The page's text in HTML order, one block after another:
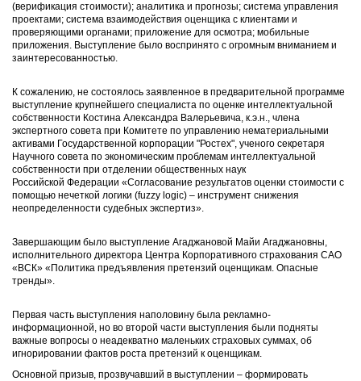
(верификация стоимости); аналитика и прогнозы; система управления
проектами; система взаимодействия оценщика с клиентами и
проверяющими органами; приложение для осмотра; мобильные
приложения. Выступление было воспринято с огромным вниманием и
заинтересованностью.
К сожалению, не состоялось заявленное в предварительной программе
выступление крупнейшего специалиста по оценке интеллектуальной
собственности Костина Александра Валерьевича, к.э.н., члена
экспертного совета при Комитете по управлению нематериальными
активами Государственной корпорации "Ростех", ученого секретаря
Научного совета по экономическим проблемам интеллектуальной
собственности при отделении общественных наук
Российской Федерации «Согласование результатов оценки стоимости с
помощью нечеткой логики (fuzzy logic) – инструмент снижения
неопределенности судебных экспертиз».
Завершающим было выступление Агаджановой Майи Агаджановны,
исполнительного директора Центра Корпоративного страхования САО
«ВСК» «Политика предъявления претензий оценщикам. Опасные
тренды».
Первая часть выступления наполовину была рекламно-
информационной, но во второй части выступления были подняты
важные вопросы о неадекватно маленьких страховых суммах, об
игнорировании фактов роста претензий к оценщикам.
Основной призыв, прозвучавший в выступлении – формировать